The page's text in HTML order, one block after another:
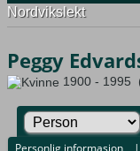
Nordvikslekt
Peggy
1900 - 1995
Personlig informasjon